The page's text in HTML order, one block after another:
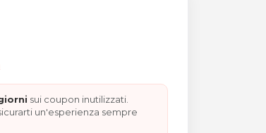
sui coupon inutilizzati.
un'esperienza sempre